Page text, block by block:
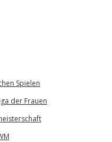
Spielen
der Frauen